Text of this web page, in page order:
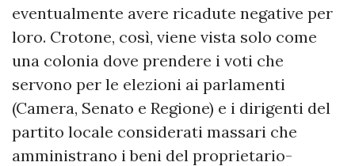
eventualmente avere ricadute negative per
loro. Crotone, così, viene vista solo come
una colonia dove prendere i voti che
servono per le elezioni ai parlamenti
(Camera, Senato e Regione) e i dirigenti del
partito locale considerati massari che
amministrano i beni del proprietario-